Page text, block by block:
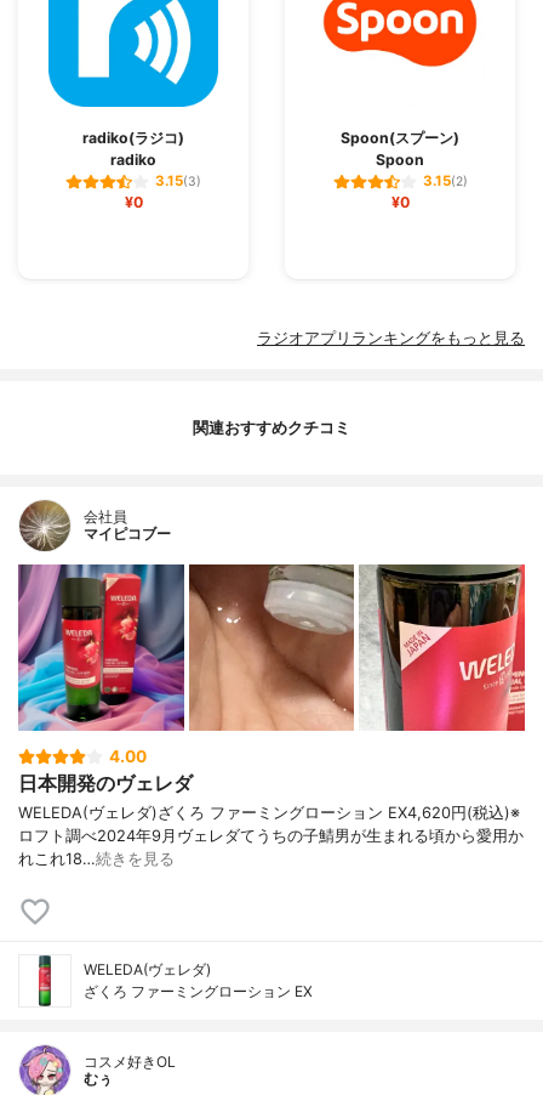
radiko(ラジコ)
radiko
3.15(3)
¥0
Spoon(スプーン)
Spoon
3.15(2)
¥0
ラジオアプリランキングをもっと見る
関連おすすめクチコミ
会社員
マイピコブー
4.00
日本開発のヴェレダ
WELEDA(ヴェレダ)ざくろ ファーミングローション EX4,620円(税込)※
ロフト調べ2024年9月ヴェレダてうちの子鯖男が生まれる頃から愛用か
れこれ18…続きを見る
WELEDA(ヴェレダ)
ざくろ ファーミングローション EX
コスメ好きOL
むぅ